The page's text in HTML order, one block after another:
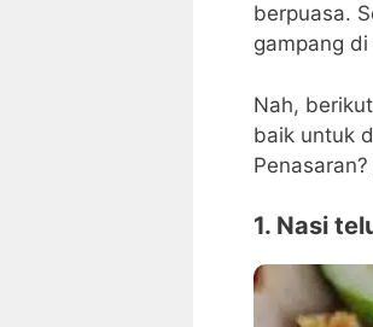
berpuasa.
gampang
Nah,
baik untuk
1. Nasi